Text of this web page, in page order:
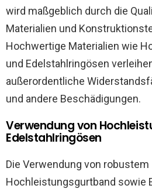
wird maßgeblich durch die
Materialien und
Hochwertige Materialien wie
und Edelstahlringösen
außerordentliche
und andere Beschädigungen.
Verwendung von
Edelstahlringösen
Die Verwendung von robustem
Hochleistungsgurtband sowie